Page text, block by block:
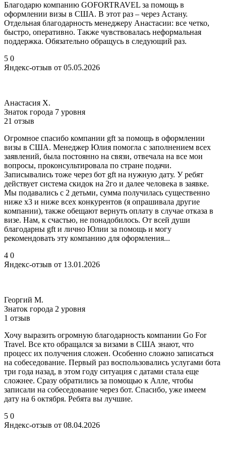
Благодарю компанию GOFORTRAVEL за помощь в
оформлении визы в США. В этот раз – через Астану.
Отдельная благодарность менеджеру Анастасии: все четко,
быстро, оперативно. Также чувствовалась неформальная
поддержка. Обязательно обращусь в следующий раз.
5 0
Яндекс-отзыв от 05.05.2026
Анастасия Х.
Знаток города 7 уровня
21 отзыв
Огромное спасибо компании gft за помощь в оформлении
визы в США. Менеджер Юлия помогла с заполнением всех
заявлений, была постоянно на связи, отвечала на все мои
вопросы, проконсультировала по стране подачи.
Записывались тоже через бот gft на нужную дату. У ребят
действует система скидок на 2го и далее человека в заявке.
Мы подавались с 2 детьми, сумма получилась существенно
ниже х3 и ниже всех конкурентов (я опрашивала другие
компании), также обещают вернуть оплату в случае отказа в
визе. Нам, к счастью, не понадобилось. От всей души
благодарны gft и лично Юлии за помощь и могу
рекомендовать эту компанию для оформления...
4 0
Яндекс-отзыв от 13.01.2026
Георгий М.
Знаток города 2 уровня
1 отзыв
Хочу выразить огромную благодарность компании Go For
Travel. Все кто обращался за визами в США знают, что
процесс их получения сложен. Особенно сложно записаться
на собеседование. Первый раз воспользовались услугами бота
три года назад, в этом году ситуация с датами стала еще
сложнее. Сразу обратились за помощью к Алле, чтобы
записали на собеседование через бот. Спасибо, уже имеем
дату на 6 октября. Ребята вы лучшие.
5 0
Яндекс-отзыв от 08.04.2026